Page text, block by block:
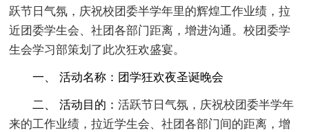
跃节日气氛，庆祝校团委半学年里的辉煌工作业绩，拉
近团委学生会、社团各部门距离，增进沟通。校团委学
生会学习部策划了此次狂欢盛宴。
一、 活动名称：团学狂欢夜圣诞晚会
二、 活动目的：活跃节日气氛，庆祝校团委半学年
来的工作业绩，拉近学生会、社团各部门间的距离，增